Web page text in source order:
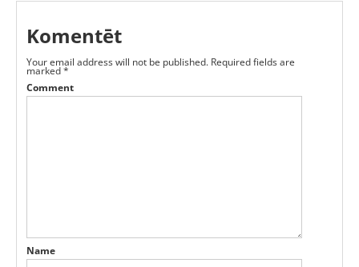
Komentēt
Your email address will not be published. Required fields are
marked*
Comment
Name